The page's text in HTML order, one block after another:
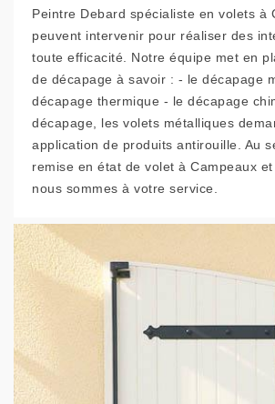
Peintre Debard spécialiste en volets à
peuvent intervenir pour réaliser des
toute efficacité. Notre équipe met en
de décapage à savoir : - le décapage
décapage thermique - le décapage
décapage, les volets métalliques
application de produits antirouille. Au
remise en état de volet à Campeaux et
nous sommes à votre service.